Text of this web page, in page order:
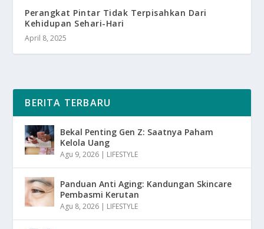
Perangkat Pintar Tidak Terpisahkan Dari
Kehidupan Sehari-Hari
April 8, 2025
BERITA TERBARU
Bekal Penting Gen Z: Saatnya Paham
Kelola Uang
Agu 9, 2026 | LIFESTYLE
Panduan Anti Aging: Kandungan Skincare
Pembasmi Kerutan
Agu 8, 2026 | LIFESTYLE